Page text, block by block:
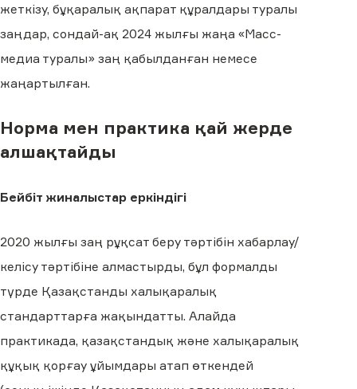
жеткізу, бұқаралық ақпарат құралдары туралы
заңдар, сондай-ақ 2024 жылғы жаңа «Масс-
медиа туралы» заң қабылданған немесе
жаңартылған.
Норма мен практика қай жерде
алшақтайды
Бейбіт жиналыстар еркіндігі
2020 жылғы заң рұқсат беру тәртібін хабарлау/
келісу тәртібіне алмастырды, бұл формалды
түрде Қазақстанды халықаралық
стандарттарға жақындатты. Алайда
практикада, қазақстандық және халықаралық
құқық қорғау ұйымдары атап өткендей